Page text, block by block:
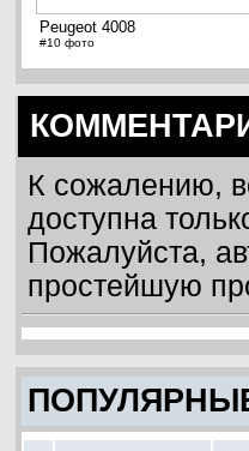
Peugeot 4008
#10 фото
К сожалению,
доступна
Пожалуйста,
простейшую